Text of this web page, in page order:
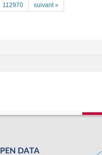
112970 suivant »
DATA